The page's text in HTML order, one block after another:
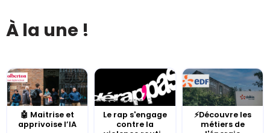
À la une !
🤖 Maitrise et
apprivoise l’IA
Le rap s'engage
contre la
⚡Découvre les
métiers de